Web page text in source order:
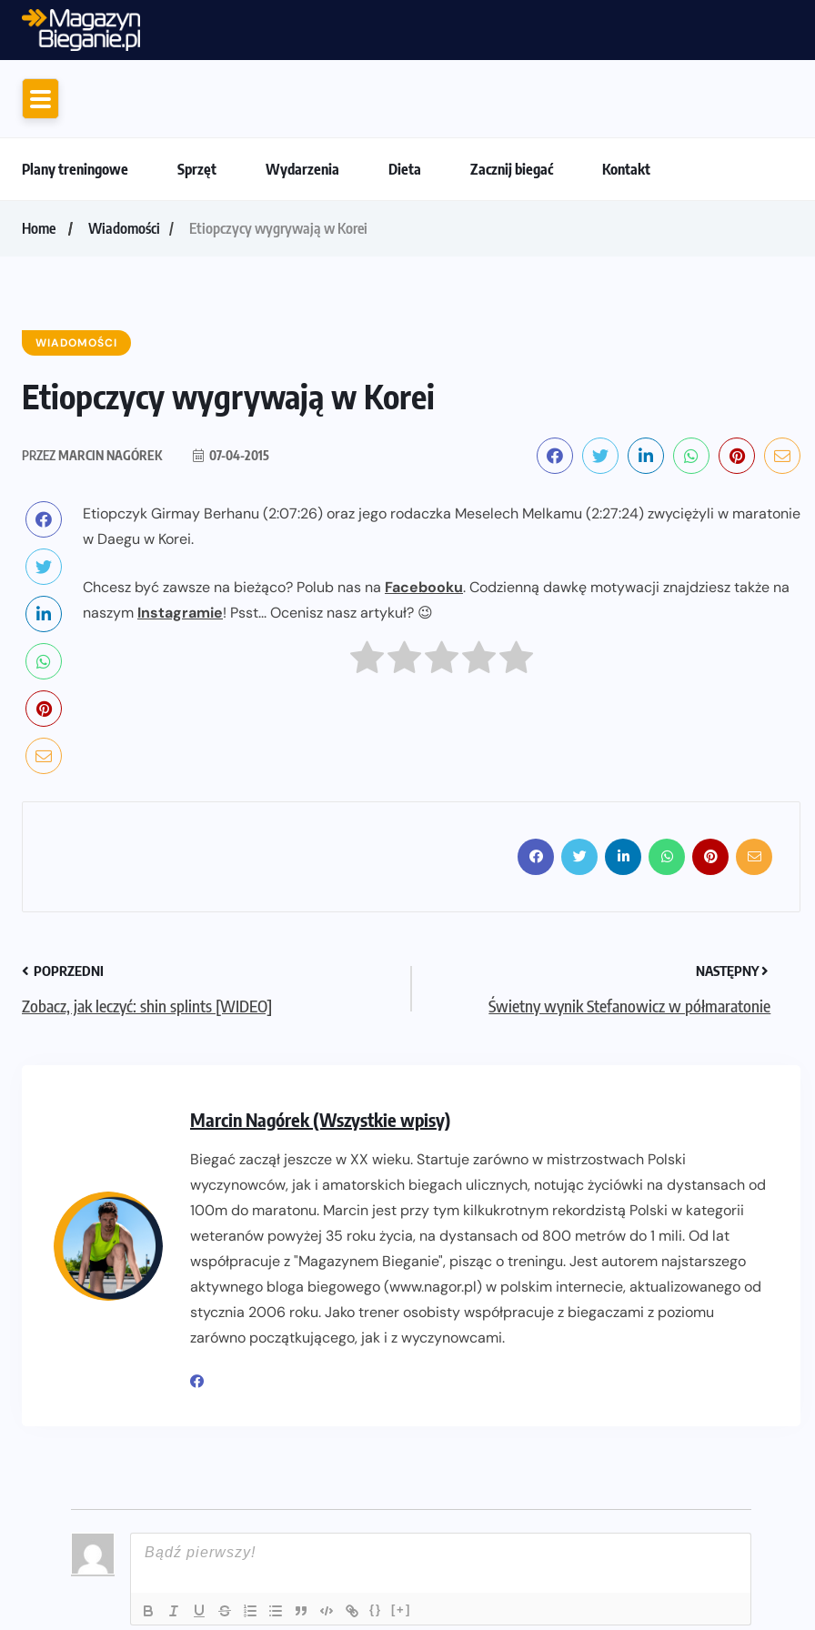
Plany treningowe Sprzęt Wydarzenia Dieta Zacznij biegać Kontakt
Home Wiadomości Etiopczycy wygrywają w Korei
WIADOMOŚCI
Etiopczycy wygrywają w Korei
PRZEZMARCIN NAGÓREK 07-04-2015
Etiopczyk Girmay Berhanu (2:07:26) oraz jego rodaczka Meselech Melkamu (2:27:24) zwyciężyli w maratonie
w Daegu w Korei.
Chcesz być zawsze na bieżąco? Polub nas na Facebooku. Codzienną dawkę motywacji znajdziesz także na
naszym Instagramie! Psst... Ocenisz nasz artykuł? 😉
POPRZEDNI
Zobacz, jak leczyć: shin splints [WIDEO]
NASTĘPNY
Świetny wynik Stefanowicz w półmaratonie
Marcin Nagórek (Wszystkie wpisy)
Biegać zaczął jeszcze w XX wieku. Startuje zarówno w mistrzostwach Polski
wyczynowców, jak i amatorskich biegach ulicznych, notując życiówki na dystansach od
100m do maratonu. Marcin jest przy tym kilkukrotnym rekordzistą Polski w kategorii
weteranów powyżej 35 roku życia, na dystansach od 800 metrów do 1 mili. Od lat
współpracuje z "Magazynem Bieganie", pisząc o treningu. Jest autorem najstarszego
aktywnego bloga biegowego (www.nagor.pl) w polskim internecie, aktualizowanego od
stycznia 2006 roku. Jako trener osobisty współpracuje z biegaczami z poziomu
zarówno początkującego, jak i z wyczynowcami.
{} [+]
AKTUALNOŚCI INFORMACJE PRASOWE
RELACJE Z BIEGÓW SLIDER